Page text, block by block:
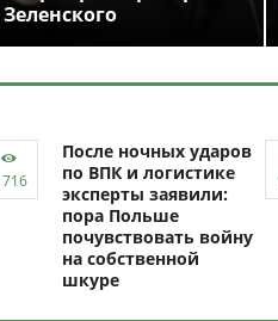
Зеленского
После ночных ударов
по ВПК и логистике
эксперты заявили:
пора Польше
почувствовать войну
на собственной
шкуре